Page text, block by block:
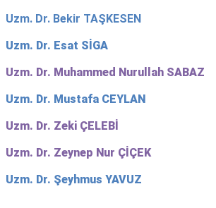
Uzm. Dr. Bekir TAŞKESEN
Uzm. Dr. Esat SİGA
Uzm. Dr. Muhammed Nurullah SABAZ
Uzm. Dr. Mustafa CEYLAN
Uzm. Dr. Zeki ÇELEBİ
Uzm. Dr. Zeynep Nur ÇİÇEK
Uzm. Dr. Şeyhmus YAVUZ